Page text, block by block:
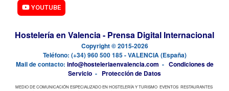
YOUTUBE
Hostelería en Valencia - Prensa Digital Internacional
Copyright © 2015-2026
Teléfono: (+34) 960 500 185 - VALENCIA (España)
Mail de contacto: info@hosteleriaenvalencia.com - Condiciones de
Servicio - Protección de Datos
MEDIO DE COMUNICACIÓN ESPECIALIZADO EN HOSTELERÍA Y TURISMO EVENTOS RESTAURANTES